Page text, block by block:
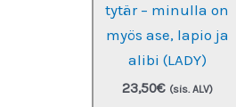
tytär – minulla on
myös ase, lapio ja
alibi (LADY)
23,50€ (sis. ALV)